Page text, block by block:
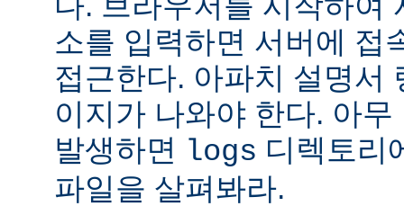
소를 입력하면 서버에 접
접근한다. 아파치 설명서
이지가 나와야 한다. 아
발생하면 logs 디렉토리
파일을 살펴봐라.